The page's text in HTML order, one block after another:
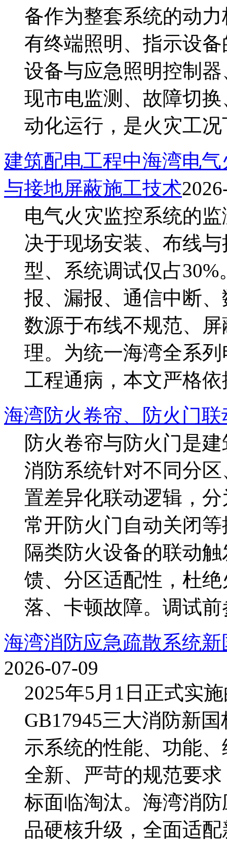
备作为整套系统的动
有终端照明、指示设
设备与应急照明控制
现市电监测、故障切
动化运行，是火灾工况
建筑配电工程中海湾电
与接地屏蔽施工技术
电气火灾监控系统的
决于现场安装、布线
型、系统调试仅占
报、漏报、通信中断
数源于布线不规范、
理。为统一海湾全系
工程通病，本文严格依
海湾防火卷帘、防火门
防火卷帘与防火门是
消防系统针对不同分
置差异化联动逻辑，
常开防火门自动关闭
隔类防火设备的联动
馈、分区适配性，杜
落、卡顿故障。调试
海湾消防应急疏散系统
2026-07-09
2025年5月1日正式实
GB17945三大消防新
示系统的性能、功能
全新、严苛的规范要
标面临淘汰。海湾消
品硬核升级，全面适